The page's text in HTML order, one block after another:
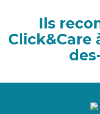
Ils
Click&Care